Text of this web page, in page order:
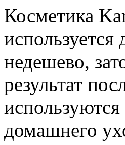
Косметика
недешево,
результат
домашнего